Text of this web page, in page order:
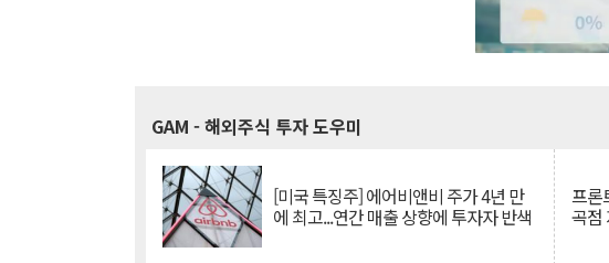
GAM - 해외주식 투자 도우미
[미국 특징주] 에어비앤비 주가 4년 만
에 최고...연간 매출 상향에 투자자 반색
프
곡점